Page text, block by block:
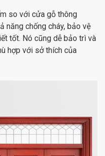
so với cửa gỗ thông
năng chống cháy, bảo vệ
tốt. Nó cũng dễ bảo trì và
hợp với sở thích của